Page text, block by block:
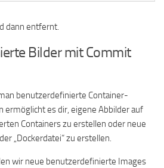
dann entfernt.
Bilder mit Commit
benutzerdefinierte Container-
ermöglicht es dir, eigene Abbilder auf
Containers zu erstellen oder neue
„Dockerdatei“ zu erstellen.
wir neue benutzerdefinierte Images